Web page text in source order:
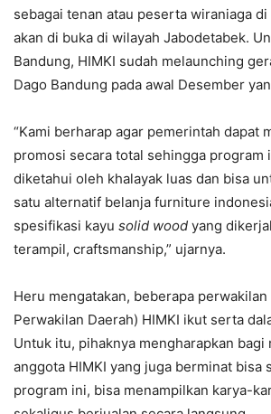
sebagai tenan atau peserta wiraniaga
akan di buka di wilayah Jabodetabek.
Bandung, HIMKI sudah melaunching
Dago Bandung pada awal Desember
“Kami berharap agar pemerintah dapat
promosi secara total sehingga program
diketahui oleh khalayak luas dan bisa
satu alternatif belanja furniture
spesifikasi kayu solid wood yang
terampil, craftsmanship,” ujarnya.
Heru mengatakan, beberapa perwakilan
Perwakilan Daerah) HIMKI ikut serta
Untuk itu, pihaknya mengharapkan bagi
anggota HIMKI yang juga berminat bisa
program ini, bisa menampilkan karya-